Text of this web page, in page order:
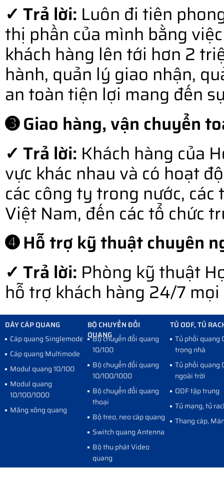
✓ Trả lời: Luôn đi tiên
thị phần của mình bằng
khách hàng lên tới hơn 2
hành, quản lý giao nhận,
an toàn tiện lợi mang đến
➌ Giao hàng, vận chuyển
✓ Trả lời: Khách hàng của
vực khác nhau và có hoạt
các công ty trong nước,
Việt Nam, đến các tổ chức
➍ Hỗ trợ kỹ thuật chuyên
✓ Trả lời: Phòng kỹ thuật
hỗ trợ khách hàng 24/7 mọi
DÂY CÁP QUANG
Cáp quang Singlemode
Cáp quang Multimode
Modul quang 10/100
Modul quang
10/100/1000
Măng xông quang
BỘ CHUYỂN ĐỔI
QUANG
Bộ chuyển đổi quang
10/100
Bộ chuyển đổi quang
10/100/1000
Bộ chuyển đổi quang
thoại
Bộ treo, neo cáp quang
Switch quang Antenna
Bộ thu phát Video
quang
TỦ ODF, TỦ
Tủ phối quang
trong nhà
Tủ phối quang
ngoài trời
ODF tập trung
Tủ mạng, tủ
Thang cáp,